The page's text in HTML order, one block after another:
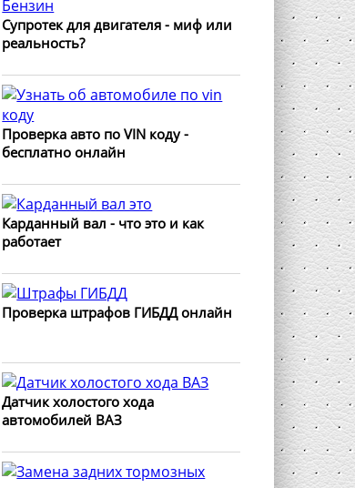
Супротек для двигателя - миф или
реальность?
Проверка авто по VIN коду -
бесплатно онлайн
Карданный вал - что это и как
работает
Проверка штрафов ГИБДД онлайн
Датчик холостого хода
автомобилей ВАЗ